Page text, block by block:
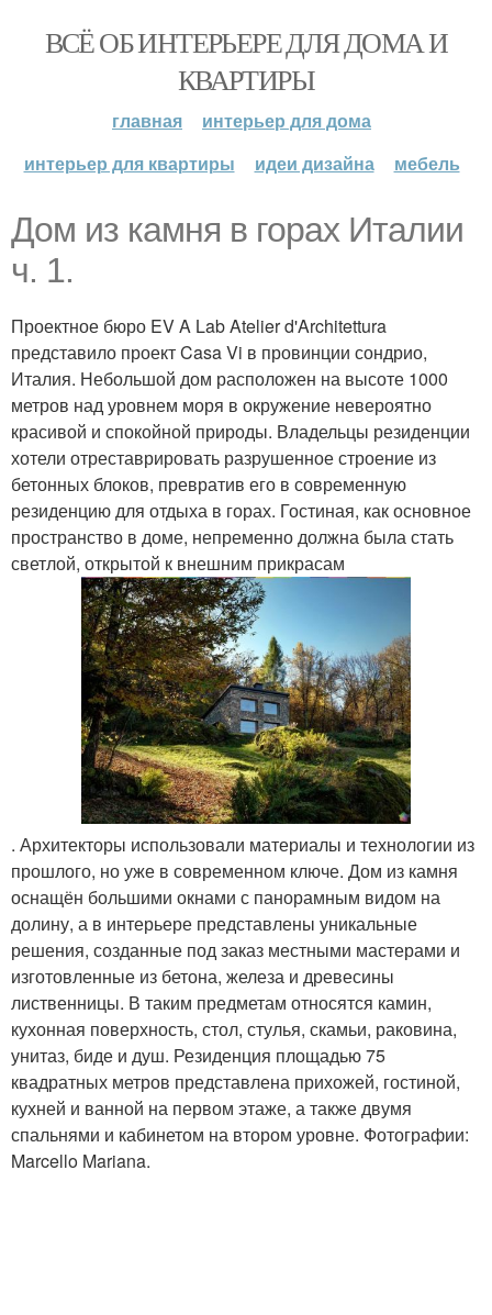
ВСЁ ОБ ИНТЕРЬЕРЕ ДЛЯ ДОМА И
КВАРТИРЫ
главная
интерьер для дома
интерьер для квартиры
идеи дизайна мебель
Дом из камня в горах Италии
ч. 1.
Проектное бюро EV A Lab Atelier d'Architettura
представило проект Casa Vi в провинции сондрио,
Италия. Небольшой дом расположен на высоте 1000
метров над уровнем моря в окружение невероятно
красивой и спокойной природы. Владельцы резиденции
хотели отреставрировать разрушенное строение из
бетонных блоков, превратив его в современную
резиденцию для отдыха в горах. Гостиная, как основное
пространство в доме, непременно должна была стать
светлой, открытой к внешним прикрасам
. Архитекторы использовали материалы и технологии из
прошлого, но уже в современном ключе. Дом из камня
оснащён большими окнами с панорамным видом на
долину, а в интерьере представлены уникальные
решения, созданные под заказ местными мастерами и
изготовленные из бетона, железа и древесины
лиственницы. В таким предметам относятся камин,
кухонная поверхность, стол, стулья, скамьи, раковина,
унитаз, биде и душ. Резиденция площадью 75
квадратных метров представлена прихожей, гостиной,
кухней и ванной на первом этаже, а также двумя
спальнями и кабинетом на втором уровне. Фотографии:
Marcello Mariana.